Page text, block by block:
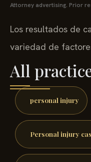
Attorney advertising. Prior
Los resultados de
variedad de
All
personal injury
Personal injury